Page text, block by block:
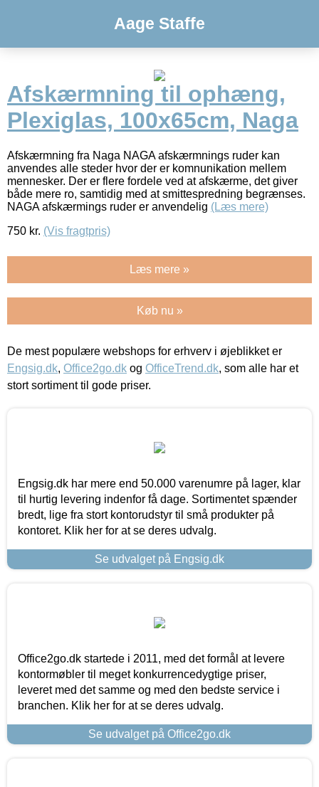
Aage Staffe
Afskærmning til ophæng,
Plexiglas, 100x65cm, Naga
Afskærmning fra Naga NAGA afskærmnings ruder kan
anvendes alle steder hvor der er komnunikation mellem
mennesker. Der er flere fordele ved at afskærme, det giver
både mere ro, samtidig med at smittespredning begrænses.
NAGA afskærmings ruder er anvendelig (Læs mere)
750 kr. (Vis fragtpris)
Læs mere »
Køb nu »
De mest populære webshops for erhverv i øjeblikket er
Engsig.dk, Office2go.dk og OfficeTrend.dk, som alle har et
stort sortiment til gode priser.
Engsig.dk har mere end 50.000 varenumre på lager, klar
til hurtig levering indenfor få dage. Sortimentet spænder
bredt, lige fra stort kontorudstyr til små produkter på
kontoret. Klik her for at se deres udvalg.
Se udvalget på Engsig.dk
Office2go.dk startede i 2011, med det formål at levere
kontormøbler til meget konkurrencedygtige priser,
leveret med det samme og med den bedste service i
branchen. Klik her for at se deres udvalg.
Se udvalget på Office2go.dk